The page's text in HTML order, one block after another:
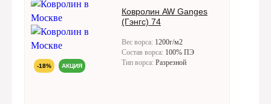
-18% АКЦИЯ
Ковролин AW Ganges
(Гэнгс) 74
Вес ворса: 1200г/м2
Состав ворса: 100% ПЭ
Тип ворса: Разрезной